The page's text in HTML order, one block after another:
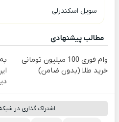
سویل اسکندرلی
مطالب پیشنهادی
وام فوری 100 میلیون تومانی
خرید طلا (بدون ضامن)
اشتراک گذاری در